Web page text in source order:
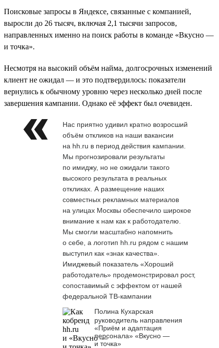
Поисковые запросы в Яндексе, связанные с компанией,
выросли до 26 тысяч, включая 2,1 тысячи запросов,
направленных именно на поиск работы в команде «Вкусно —
и точка».
Несмотря на высокий объём найма, долгосрочных изменений
клиент не ожидал — и это подтвердилось: показатели
вернулись к обычному уровню через несколько дней после
завершения кампании. Однако её эффект был очевиден.
Нас приятно удивил кратно возросший
объём откликов на наши вакансии
на hh.ru в период действия кампании.
Мы прогнозировали результаты
по имиджу, но не ожидали такого
высокого результата в реальных
откликах. А размещение наших
совместных рекламных материалов
на улицах Москвы обеспечило широкое
внимание к нам как к работодателю.
Мы смогли масштабно напомнить
о себе, а логотип hh.ru рядом с нашим
выступил как «знак качества».
Имиджевый показатель «Хороший
работодатель» продемонстрировал рост,
сопоставимый с эффектом от нашей
федеральной ТВ-кампании
Полина Кухарская
руководитель направления
«Приём и адаптация
персонала» «Вкусно —
и точка»